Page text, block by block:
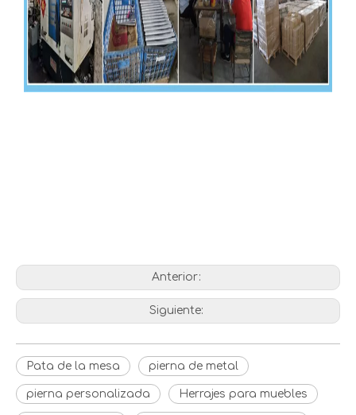
Anterior:
Siguiente:
Pata de la mesa pierna de metal
pierna personalizada Herrajes para muebles